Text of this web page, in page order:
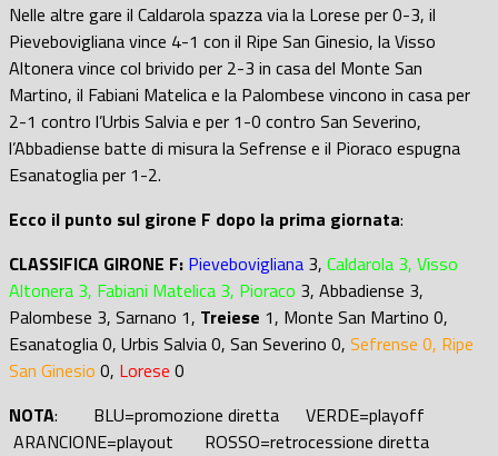
Nelle altre gare il Caldarola spazza via la Lorese per 0-3, il
Pievebovigliana vince 4-1 con il Ripe San Ginesio, la Visso
Altonera vince col brivido per 2-3 in casa del Monte San
Martino, il Fabiani Matelica e la Palombese vincono in casa per
2-1 contro l’Urbis Salvia e per 1-0 contro San Severino,
l’Abbadiense batte di misura la Sefrense e il Pioraco espugna
Esanatoglia per 1-2.
Ecco il punto sul girone F dopo la prima giornata:
CLASSIFICA GIRONE F: Pievebovigliana 3, Caldarola 3, Visso
Altonera 3, Fabiani Matelica 3, Pioraco 3, Abbadiense 3,
Palombese 3, Sarnano 1, Treiese 1, Monte San Martino 0,
Esanatoglia 0, Urbis Salvia 0, San Severino 0, Sefrense 0, Ripe
San Ginesio 0, Lorese 0
NOTA: BLU=promozione diretta VERDE=playoff
ARANCIONE=playout ROSSO=retrocessione diretta